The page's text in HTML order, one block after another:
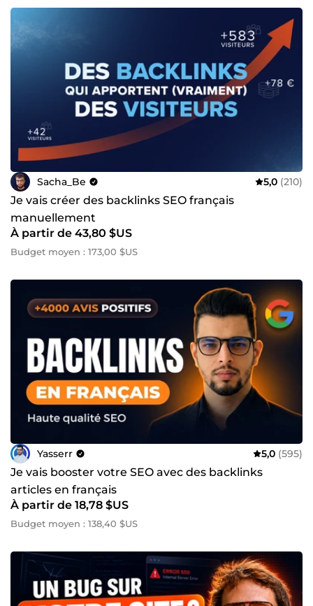
Sacha_Be 5,0 (210)
Je vais créer des backlinks SEO français
manuellement
À partir de 43,80 $US
Budget moyen : 173,00 $US
Yasserr 5,0 (595)
Je vais booster votre SEO avec des backlinks
articles en français
À partir de 18,78 $US
Budget moyen : 138,40 $US